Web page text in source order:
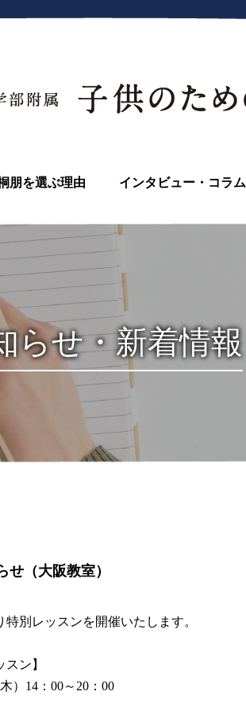
朋を選ぶ理由 インタビュー・コラム
らせ・新着情報
せ（大阪教室）
別レッスンを開催いたします。
ン】
）14：00～20：00